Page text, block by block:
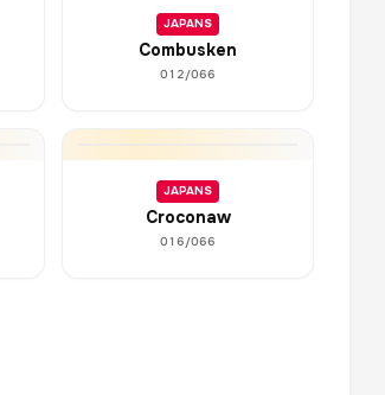
JAPANS
Combusken
012/066
JAPANS
Croconaw
016/066